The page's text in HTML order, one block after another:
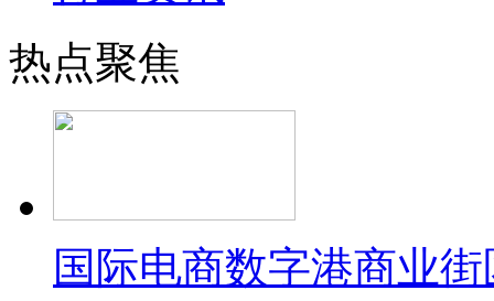
热点聚焦
国际电商数字港商业